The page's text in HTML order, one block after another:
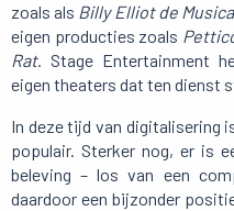
zoals als Billy Elliot de
eigen producties zoals
Rat. Stage Entertainment
eigen theaters dat ten dienst
In deze tijd van digitalisering
populair. Sterker nog, er is
beleving – los van een
daardoor een bijzonder